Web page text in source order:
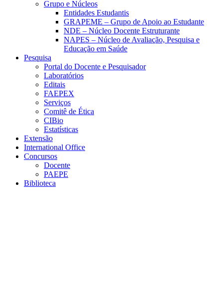
Grupo e Núcleos
Entidades Estudantis
GRAPEME – Grupo de Apoio ao Estudante
NDE – Núcleo Docente Estruturante
NAPES – Núcleo de Avaliação, Pesquisa e
Educação em Saúde
Pesquisa
Portal do Docente e Pesquisador
Laboratórios
Editais
FAEPEX
Serviços
Comitê de Ética
CIBio
Estatísticas
Extensão
International Office
Concursos
Docente
PAEPE
Biblioteca